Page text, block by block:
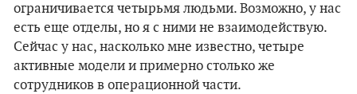
ограничивается четырьмя людьми. Возможно, у нас
есть еще отделы, но я с ними не взаимодействую.
Сейчас у нас, насколько мне известно, четыре
активные модели и примерно столько же
сотрудников в операционной части.